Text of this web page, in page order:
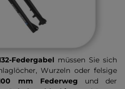
Federgabelmüssen Sie sich
Wurzeln oder felsige
mm Federweg und der